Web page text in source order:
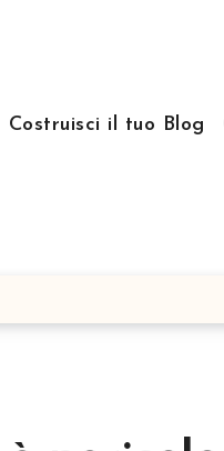
Costruisci il tuo Blog